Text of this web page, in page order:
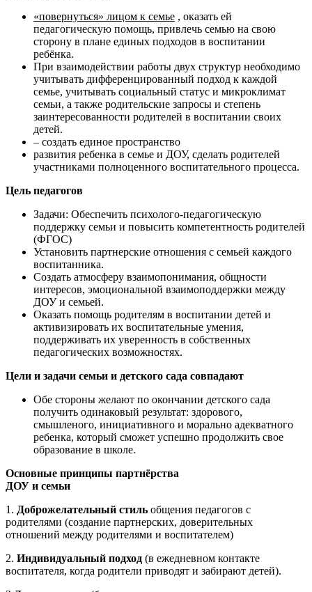
«повернуться» лицом к семье , оказать ей
педагогическую помощь, привлечь семью на свою
сторону в плане единых подходов в воспитании
ребёнка.
При взаимодействии работы двух структур необходимо
учитывать дифференцированный подход к каждой
семье, учитывать социальный статус и микроклимат
семьи, а также родительские запросы и степень
заинтересованности родителей в воспитании своих
детей.
– создать единое пространство
развития ребенка в семье и ДОУ, сделать родителей
участниками полноценного воспитательного процесса.
Цель педагогов
Задачи: Обеспечить психолого-педагогическую
поддержку семьи и повысить компетентность родителей
(ФГОС)
Установить партнерские отношения с семьей каждого
воспитанника.
Создать атмосферу взаимопонимания, общности
интересов, эмоциональной взаимоподдержки между
ДОУ и семьей.
Оказать помощь родителям в воспитании детей и
активизировать их воспитательные умения,
поддерживать их уверенность в собственных
педагогических возможностях.
Цели и задачи семьи и детского сада совпадают
Обе стороны желают по окончании детского сада
получить одинаковый результат: здорового,
смышленого, инициативного и морально адекватного
ребенка, который сможет успешно продолжить свое
образование в школе.
Основные принципы партнёрства
ДОУ и семьи
1. Доброжелательный стиль общения педагогов с
родителями (создание партнерских, доверительных
отношений между родителями и воспитателем)
2. Индивидуальный подход (в ежедневном контакте
воспитателя, когда родители приводят и забирают детей).